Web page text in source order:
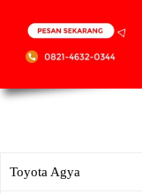
Toyota Agya